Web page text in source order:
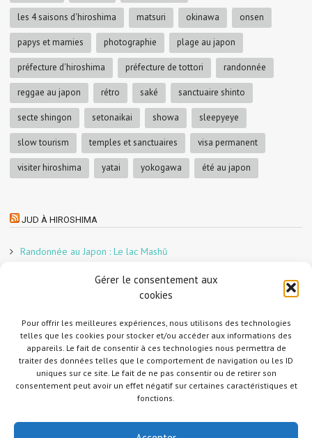
Gérer le consentement aux
cookies
Pour offrir les meilleures expériences, nous utilisons des technologies
telles que les cookies pour stocker et/ou accéder aux informations des
appareils. Le fait de consentir à ces technologies nous permettra de
traiter des données telles que le comportement de navigation ou les ID
uniques sur ce site. Le fait de ne pas consentir ou de retirer son
consentement peut avoir un effet négatif sur certaines caractéristiques et
fonctions.
les 4 saisons d'hiroshima matsuri okinawa onsen
papys et mamies photographie plage au japon
préfecture d'hiroshima préfecture de tottori randonnée
reggae au japon rétro saké sanctuaire shinto
secte shingon setonaikai showa sleepyeye
slow tourism temples et sanctuaires visa permanent
visiter hiroshima yatai yokogawa été au japon
JUD À HIROSHIMA
Randonnée au Japon : Le lac Mashū
Un café et des cabanes dans la forêt
Slow Tourism à Tomo-no-Ura
Slow tourism à Onomichi
Randonnée au Japon : Le Mont Daisen
Randonnée au Japon : Le Mont Misen